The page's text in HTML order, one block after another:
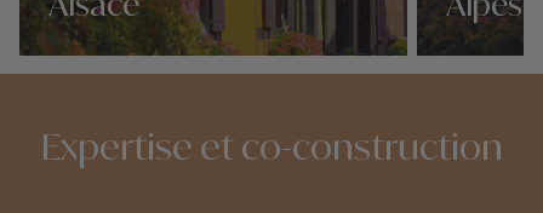
Nos 15 idées voyage Nos 15 idées
Expertise et co-construction